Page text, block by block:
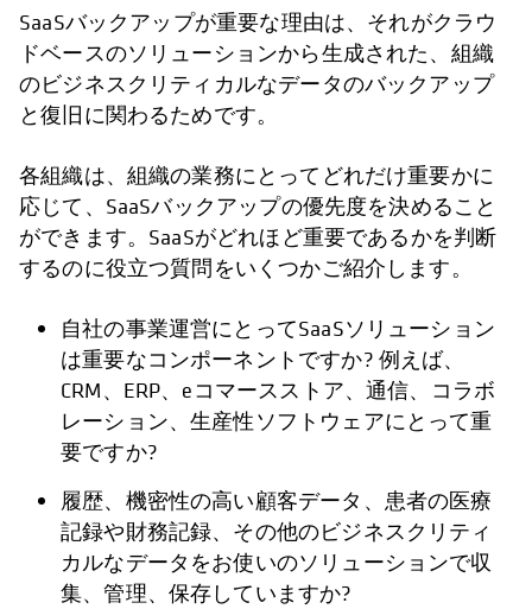
SaaSバックアップが重要な理由は、それがクラウ
ドベースのソリューションから生成された、組織
のビジネスクリティカルなデータのバックアップ
と復旧に関わるためです。
各組織は、組織の業務にとってどれだけ重要かに
応じて、SaaSバックアップの優先度を決めること
ができます。SaaSがどれほど重要であるかを判断
するのに役立つ質問をいくつかご紹介します。
自社の事業運営にとってSaaSソリューション
は重要なコンポーネントですか? 例えば、
CRM、ERP、eコマースストア、通信、コラボ
レーション、生産性ソフトウェアにとって重
要ですか?
履歴、機密性の高い顧客データ、患者の医療
記録や財務記録、その他のビジネスクリティ
カルなデータをお使いのソリューションで収
集、管理、保存していますか?